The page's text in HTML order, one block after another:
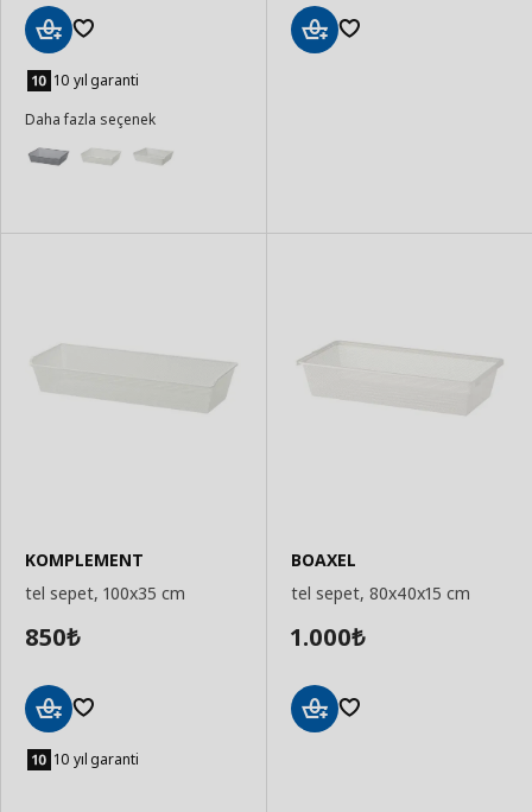
Ekle 10 yıl garanti
Daha fazla seçenek
KOMPLEMENT
tel sepet, 100x35 cm
850₺
Ekle 10 yıl garanti
BOAXEL
tel sepet, 80x40x15 cm
1.000₺